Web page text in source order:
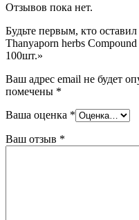
Отзывов пока нет.
Будьте первым, кто
Thanyaporn herbs
100шт.»
Ваш адрес email не будет
помечены *
Ваша оценка *
Ваш отзыв *